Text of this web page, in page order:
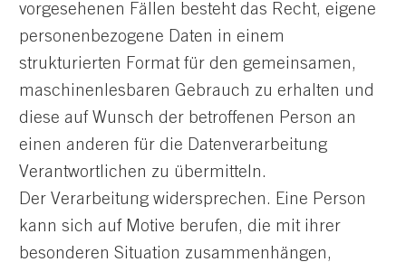
vorgesehenen Fällen besteht das Recht, eigene
personenbezogene Daten in einem
strukturierten Format für den gemeinsamen,
maschinenlesbaren Gebrauch zu erhalten und
diese auf Wunsch der betroffenen Person an
einen anderen für die Datenverarbeitung
Verantwortlichen zu übermitteln.
Der Verarbeitung widersprechen. Eine Person
kann sich auf Motive berufen, die mit ihrer
besonderen Situation zusammenhängen,